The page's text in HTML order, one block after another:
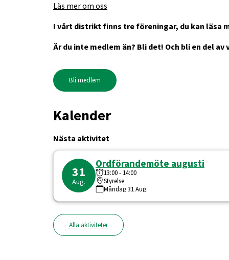
Läs mer om oss
I vårt distrikt finns tre föreningar, du kan läsa
Är du inte medlem än? Bli det! Och bli en del av
Bli medlem
Kalender
Nästa aktivitet
31
Aug.
Ordförandemöte augusti
13:00- 14:00
Styrelse
Måndag31 Aug.
Alla aktiviteter